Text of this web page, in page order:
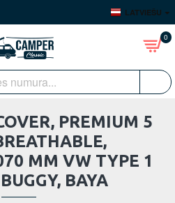
LATVIEŠU
0
PREMIUM 5
MM VW TYPE 1
BAYA